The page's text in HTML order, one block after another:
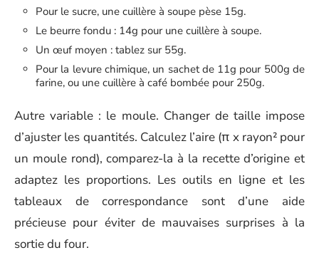
Pour le sucre, une cuillère à soupe pèse 15g.
Le beurre fondu : 14g pour une cuillère à soupe.
Un œuf moyen : tablez sur 55g.
Pour la levure chimique, un sachet de 11g pour 500g de
farine, ou une cuillère à café bombée pour 250g.
Autre variable : le moule. Changer de taille impose
d’ajuster les quantités. Calculez l’aire (π x rayon² pour
un moule rond), comparez-la à la recette d’origine et
adaptez les proportions. Les outils en ligne et les
tableaux de correspondance sont d’une aide
précieuse pour éviter de mauvaises surprises à la
sortie du four.